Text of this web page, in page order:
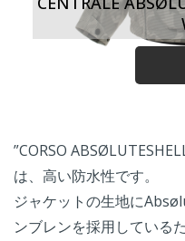
”CORSO
は、高い防水性です。
ジャケットの生地に
ンブレンを採用しているた